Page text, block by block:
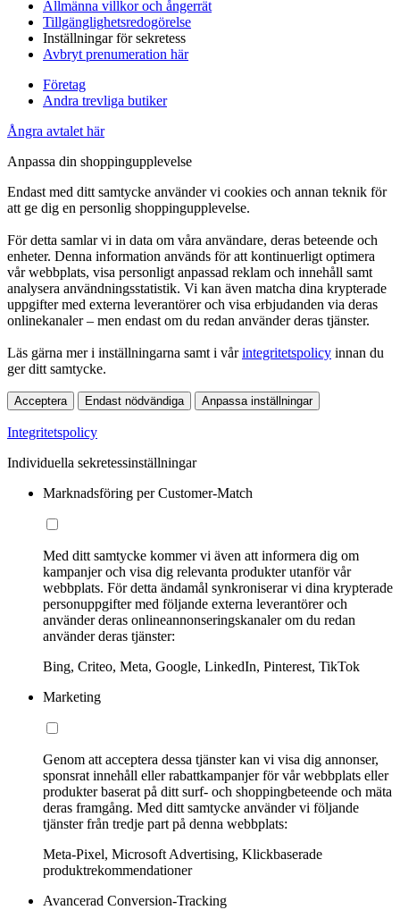
Allmänna villkor och ångerrät
Tillgänglighetsredogörelse
Inställningar för sekretess
Avbryt prenumeration här
Företag
Andra trevliga butiker
Ångra avtalet här
Anpassa din shoppingupplevelse
Endast med ditt samtycke använder vi cookies och annan teknik för
att ge dig en personlig shoppingupplevelse.
För detta samlar vi in data om våra användare, deras beteende och
enheter. Denna information används för att kontinuerligt optimera
vår webbplats, visa personligt anpassad reklam och innehåll samt
analysera användningsstatistik. Vi kan även matcha dina krypterade
uppgifter med externa leverantörer och visa erbjudanden via deras
onlinekanaler – men endast om du redan använder deras tjänster.
Läs gärna mer i inställningarna samt i vårintegritetspolicy innan du
ger ditt samtycke.
Acceptera Endast nödvändiga Anpassa inställningar
Integritetspolicy
Individuella sekretessinställningar
Marknadsföring per Customer-Match
Med ditt samtycke kommer vi även att informera dig om
kampanjer och visa dig relevanta produkter utanför vår
webbplats. För detta ändamål synkroniserar vi dina krypterade
personuppgifter med följande externa leverantörer och
använder deras onlineannonseringskanaler om du redan
använder deras tjänster:
Bing, Criteo, Meta, Google, LinkedIn, Pinterest, TikTok
Marketing
Genom att acceptera dessa tjänster kan vi visa dig annonser,
sponsrat innehåll eller rabattkampanjer för vår webbplats eller
produkter baserat på ditt surf- och shoppingbeteende och mäta
deras framgång. Med ditt samtycke använder vi följande
tjänster från tredje part på denna webbplats:
Meta-Pixel, Microsoft Advertising, Klickbaserade
produktrekommendationer
Avancerad Conversion-Tracking